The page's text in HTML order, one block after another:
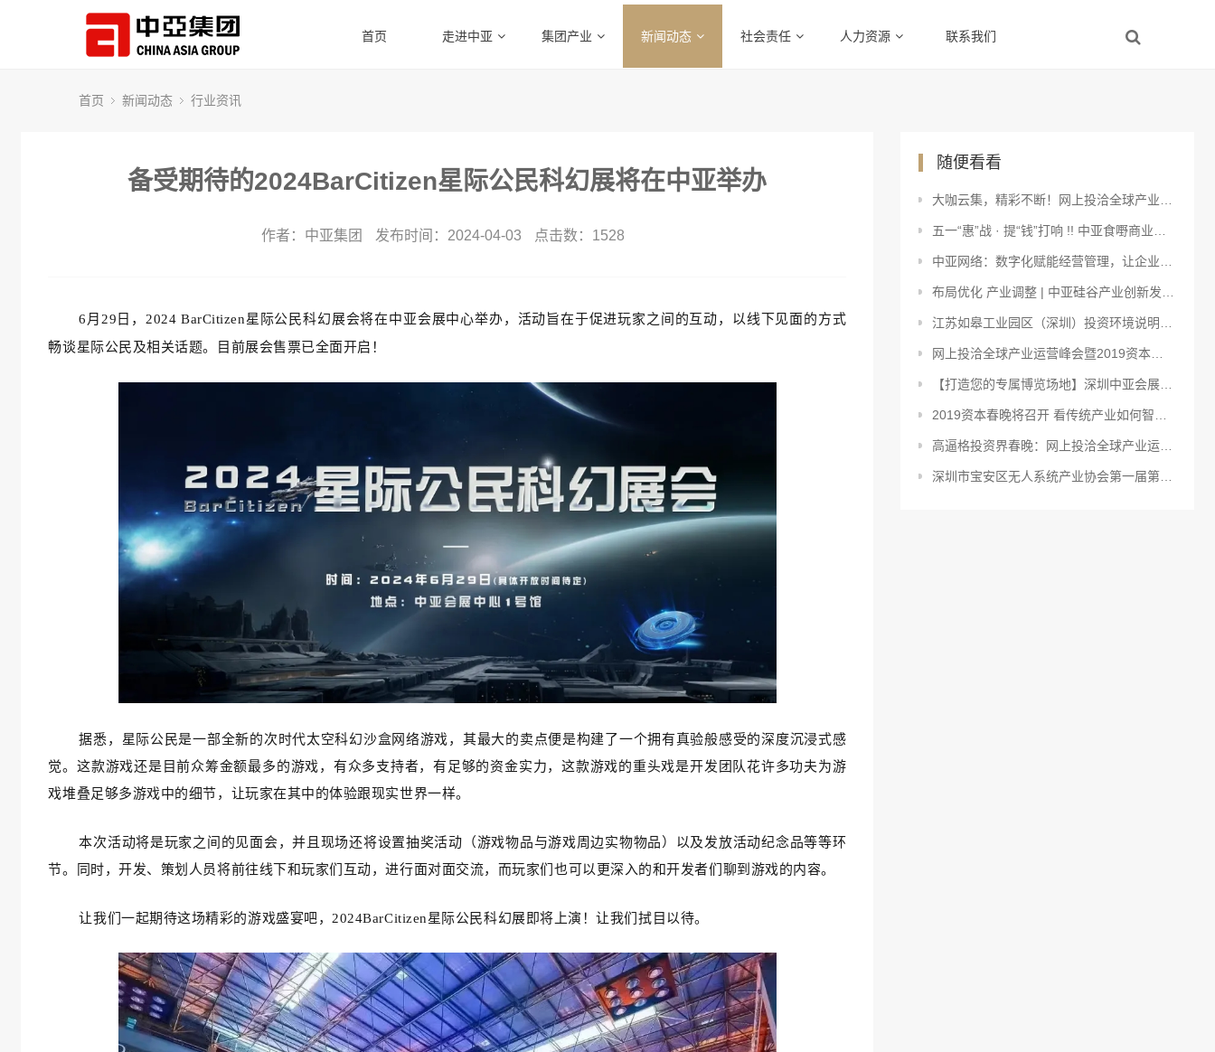
首页 走进中亚 集团产业 新闻动态 社会责任 人力资源 联系我们
首页 新闻动态 行业资讯
备受期待的2024BarCitizen星际公民科幻展将在中亚举办
作者：中亚集团 发布时间：2024-04-03 点击数： 1528
6月29日，2024 BarCitizen星际公民科幻展会将在中亚会展中心举办，活动旨在于促进玩家之间的互动，以线下见面的方式
畅谈星际公民及相关话题。目前展会售票已全面开启！
据悉，星际公民是一部全新的次时代太空科幻沙盒网络游戏，其最大的卖点便是构建了一个拥有真验般感受的深度沉浸式感
觉。这款游戏还是目前众筹金额最多的游戏，有众多支持者，有足够的资金实力，这款游戏的重头戏是开发团队花许多功夫为游
戏堆叠足够多游戏中的细节，让玩家在其中的体验跟现实世界一样。
本次活动将是玩家之间的见面会，并且现场还将设置抽奖活动（游戏物品与游戏周边实物物品）以及发放活动纪念品等等环
节。同时，开发、策划人员将前往线下和玩家们互动，进行面对面交流，而玩家们也可以更深入的和开发者们聊到游戏的内容。
让我们一起期待这场精彩的游戏盛宴吧，2024BarCitizen星际公民科幻展即将上演！让我们拭目以待。
随便看看
大咖云集，精彩不断！网上投洽全球产业运营峰会暨2019资本春晚开启干货盛宴
五一“惠”战 · 提“钱”打响 !! 中亚食嘢商业街盛大招商
中亚网络：数字化赋能经营管理，让企业发展“新”中有“数”
布局优化 产业调整 | 中亚硅谷产业创新发展正当时
江苏如皋工业园区（深圳）投资环境说明会将在中亚举行
网上投洽全球产业运营峰会暨2019资本春晚邀你一起共享资本盛宴
【打造您的专属博览场地】深圳中亚会展场馆年度合作签约进行中
2019资本春晚将召开 看传统产业如何智慧升级
高逼格投资界春晚：网上投洽全球产业运营峰会暨2019资本春晚揭幕在即
深圳市宝安区无人系统产业协会第一届第一次会员大会在中亚硅谷产业基地顺利召开